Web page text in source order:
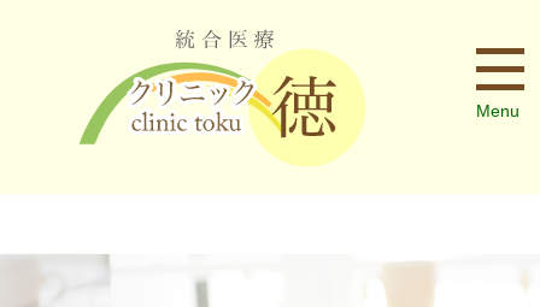
Menu